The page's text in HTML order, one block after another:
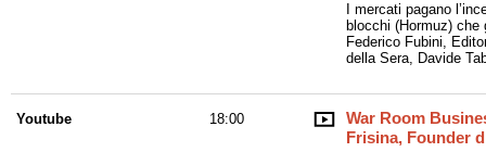
I mercati pagano
blocchi (Hormuz)
Federico Fubini,
della Sera, Davide
Youtube 18:00
War Room
Frisina, Founder